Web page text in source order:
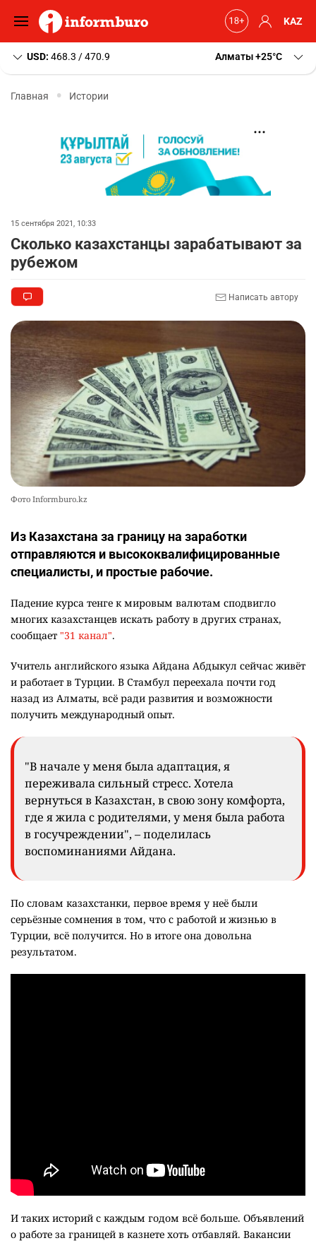
KAZ
USD: 468.3 / 470.9 Алматы+25 C
Главная Истории
15 сентября 2021, 10:33
Сколько казахстанцы зарабатывают за
рубежом
Написать автору
Фото Informburo.kz
Из Казахстана за границу на заработки
отправляются и высококвалифицированные
специалисты, и простые рабочие.
Падение курса тенге к мировым валютам сподвигло
многих казахстанцев искать работу в других странах,
сообщает "31 канал".
Учитель английского языка Айдана Абдыкул сейчас живёт
и работает в Турции. В Стамбул переехала почти год
назад из Алматы, всё ради развития и возможности
получить международный опыт.
"В начале у меня была адаптация, я
переживала сильный стресс. Хотела
вернуться в Казахстан, в свою зону комфорта,
где я жила с родителями, у меня была работа
в госучреждении", – поделилась
воспоминаниями Айдана.
По словам казахстанки, первое время у неё были
серьёзные сомнения в том, что с работой и жизнью в
Турции, всё получится. Но в итоге она довольна
результатом.
И таких историй с каждым годом всё больше. Объявлений
о работе за границей в казнете хоть отбавляй. Вакансии